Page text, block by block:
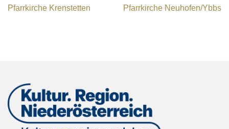
Pfarrkirche Krenstetten Pfarrkirche Neuhofen/Ybbs